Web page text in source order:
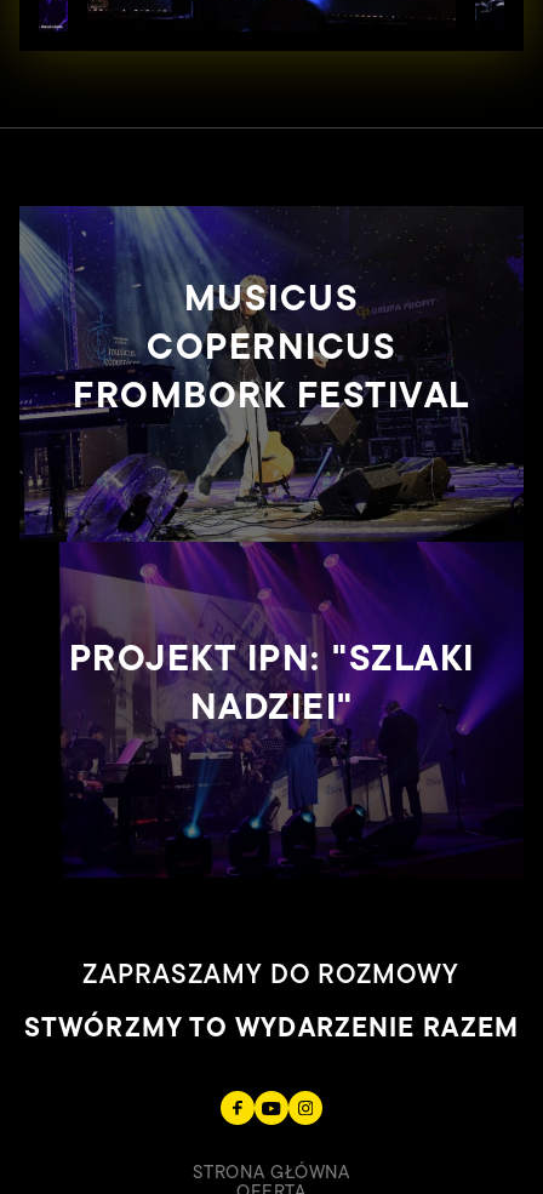
Oferta
MUSICUS
COPERNICUS
FROMBORK FESTIVAL
PROJEKT IPN: "SZLAKI
NADZIEI"
ZAPRASZAMY DO ROZMOWY
STWÓRZMY TO WYDARZENIE RAZEM
STRONA GŁÓWNA